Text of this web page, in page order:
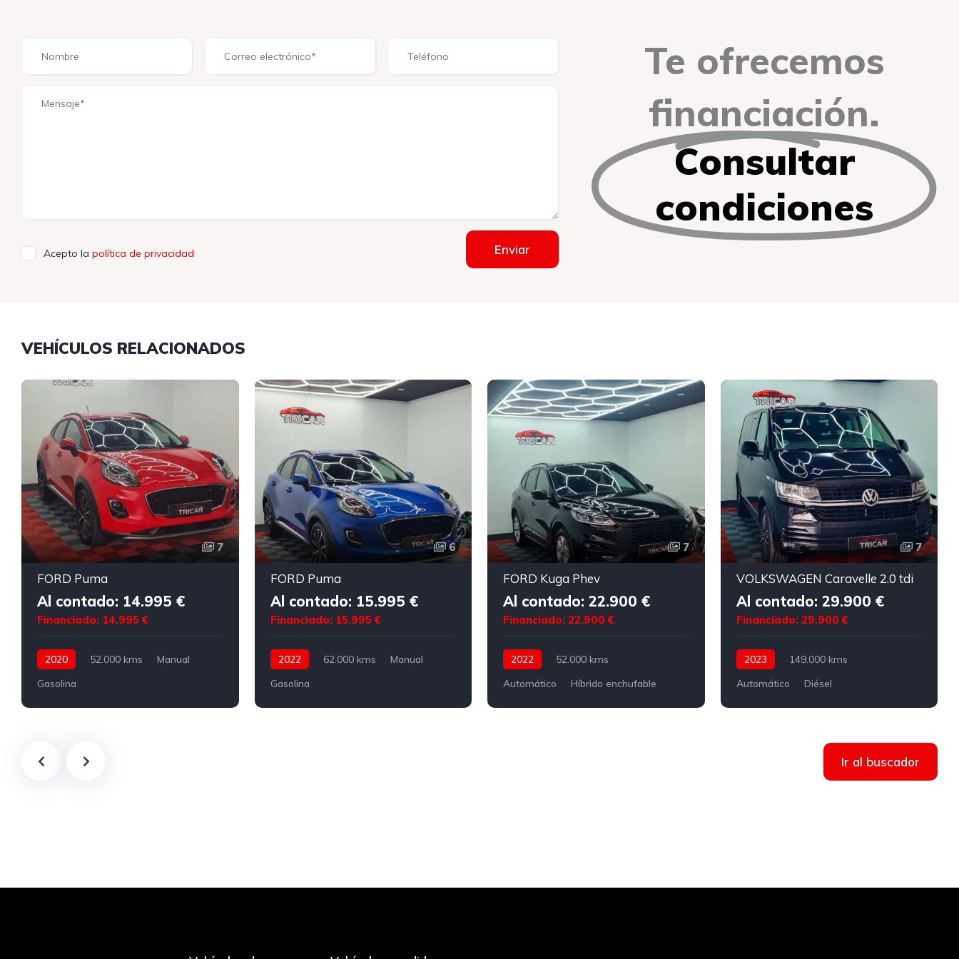
Acepto la política de privacidad Enviar
Te ofrecemos
financiación.
Consultar
condiciones
VEHÍCULOS RELACIONADOS
7
FORD Puma
Al contado: 14.995 €
Financiado: 14.995 €
2020 52.000 kms
Manual
Gasolina
6
FORD Puma
Al contado: 15.995 €
Financiado: 15.995 €
2022 62.000 kms
Manual
Gasolina
7
FORD Kuga Phev
Al contado: 22.900 €
Financiado: 22.900 €
2022
52.000 kms
Automático
Híbrido enchufable
7
VOLKSWAGEN Caravelle 2.0 tdi
Al contado: 29.900 €
Financiado: 29.900 €
2023
149.000 kms
Automático
Diésel
Ir al buscador